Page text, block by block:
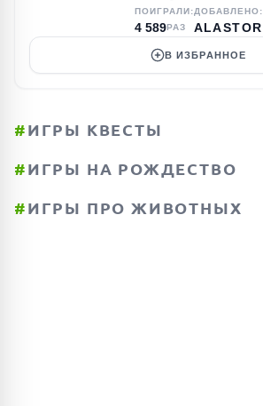
ПОИГРАЛИ:
4 589РАЗ
ДОБАВЛЕНО:
ALASTOR
В ИЗБРАННОЕ
#ИГРЫ КВЕСТЫ
#ИГРЫ НА РОЖДЕСТВО
#ИГРЫ ПРО ЖИВОТНЫХ